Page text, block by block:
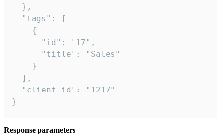
  },
  "tags": [
    {
      "id": "17",
      "title": "Sales"
    }
  ],
  "client_id": "1217"
}
Response parameters